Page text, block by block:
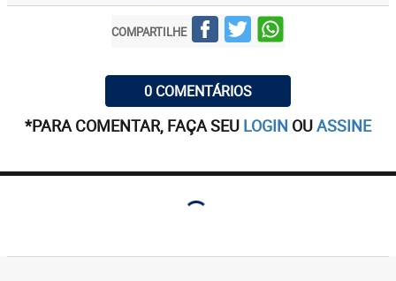
COMPARTILHE
0 COMENTÁRIOS
*PARA COMENTAR, FAÇA SEU LOGIN OUASSINE